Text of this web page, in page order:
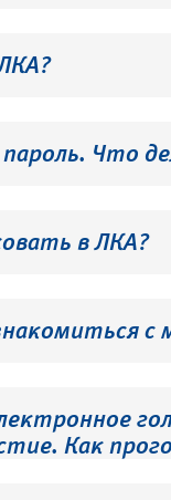
Что
в ЛКА?
с
Как